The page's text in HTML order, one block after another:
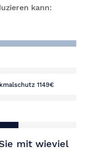
kann:
1149€
mit wieviel